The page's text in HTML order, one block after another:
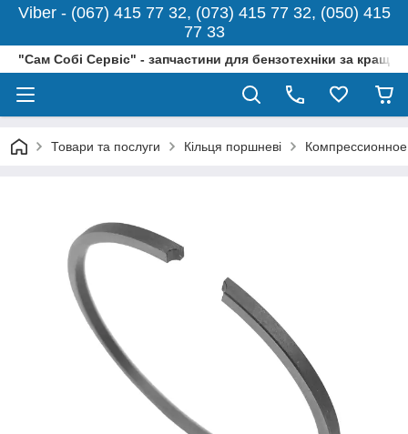
Viber - (067) 415 77 32, (073) 415 77 32, (050) 415
77 33
"Сам Собі Сервіс" - запчастини для бензотехніки за
Товари та послуги Кільця поршневі